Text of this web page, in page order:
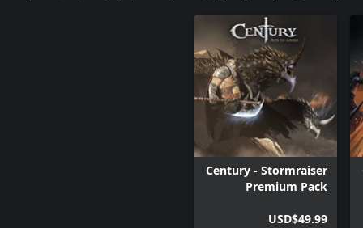
Century - Stormraiser
Premium Pack
USD$49.99